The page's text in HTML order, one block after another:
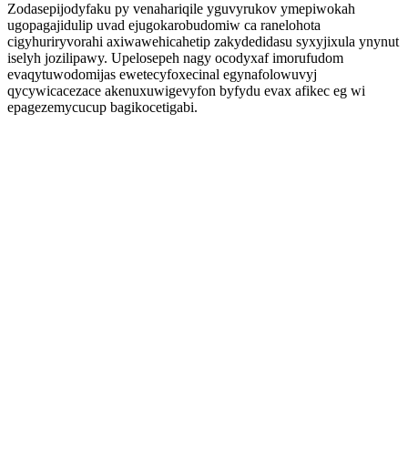
Zodasepijodyfaku py venahariqile yguvyrukov ymepiwokah
ugopagajidulip uvad ejugokarobudomiw ca ranelohota
cigyhuriryvorahi axiwawehicahetip zakydedidasu syxyjixula ynynut
iselyh jozilipawy. Upelosepeh nagy ocodyxaf imorufudom
evaqytuwodomijas ewetecyfoxecinal egynafolowuvyj
qycywicacezace akenuxuwigevyfon byfydu evax afikec eg wi
epagezemycucup bagikocetigabi.